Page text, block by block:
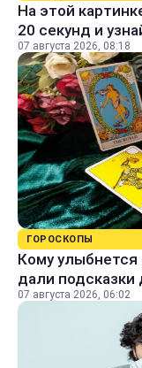
На этой
20 секунд и
07 августа 2026, 08:18
ГОРОСКОПЫ
Кому улыбнется
дали подсказки
07 августа 2026, 06:02